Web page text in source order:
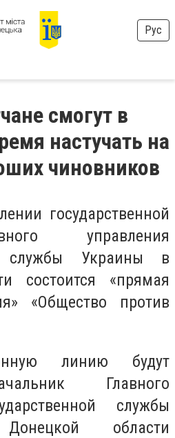
Рус
смогут в
настучать на
чиновников
государственной
управления
службы Украины в
состоится «прямая
«Общество против
линию будут
Главного
службы
области